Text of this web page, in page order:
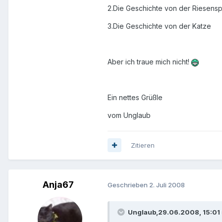
2.Die Geschichte von der
3.Die Geschichte von der Katze
Aber ich traue mich nicht!
Ein nettes Grüßle
vom Unglaub
Zitieren
Anja67 Geschrieben 2. Juli 2008
Unglaub,29.06.2008, 15:01